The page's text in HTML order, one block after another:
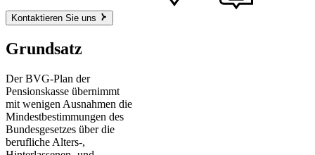
Kontaktieren Sie uns
Grundsatz
Der BVG-Plan der
Pensionskasse übernimmt
mit wenigen Ausnahmen die
Mindestbestimmungen des
Bundesgesetzes über die
berufliche Alters-,